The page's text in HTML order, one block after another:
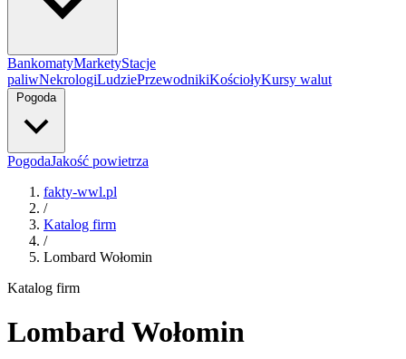
BankomatyMarketyStacje
paliwNekrologiLudziePrzewodnikiKościołyKursy walut
Pogoda
PogodaJakość powietrza
fakty-wwl.pl
/
Katalog firm
/
Lombard Wołomin
Katalog firm
Lombard Wołomin